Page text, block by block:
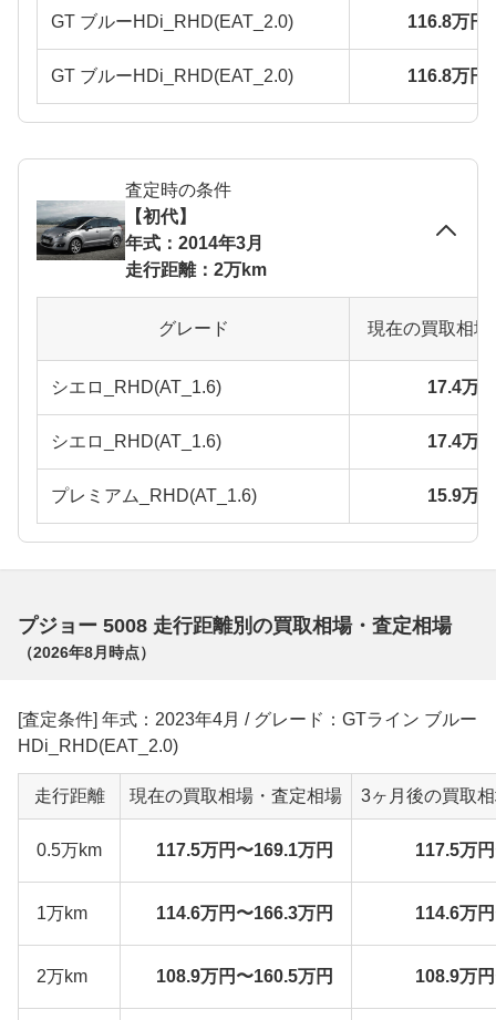
GT ブルーHDi_RHD(EAT_2.0) 116.8万円
GT ブルーHDi_RHD(EAT_2.0) 116.8万円
査定時の条件
【初代】
年式：2014年3月
走行距離：2万km
グレード 現在の買取相
シエロ_RHD(AT_1.6) 17.4万
シエロ_RHD(AT_1.6) 17.4万
プレミアム_RHD(AT_1.6) 15.9万
プジョー 5008 走行距離別の買取相場・査定相場
（2026年8月 時点）
[査定条件] 年式：2023年4月 / グレード：GTライン ブルー
HDi_RHD(EAT_2.0)
走行距離 現在の買取相場・査定相場 3ヶ月後の買取
0.5万km 117.5万円〜169.1万円 117.5万
1万km 114.6万円〜166.3万円 114.6万
2万km 108.9万円〜160.5万円 108.9万